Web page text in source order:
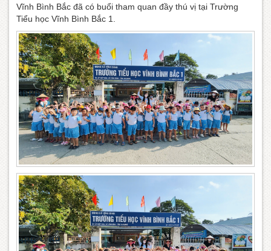
Vĩnh Bình Bắc đã có buổi tham quan đầy thú vị tại Trường
Tiểu học Vĩnh Bình Bắc 1.